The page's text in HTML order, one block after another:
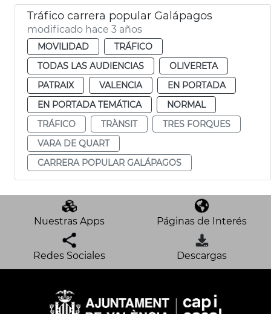
Tráfico carrera popular Galápagos
modificado hace 3 años
MOVILIDAD
TRÁFICO
TODAS LAS AUDIENCIAS
OLIVERETA
PATRAIX
VALENCIA
EN PORTADA
EN PORTADA TEMÁTICA
NORMAL
TRÁFICO
TRÀNSIT
TRES FORQUES
VARA DE QUART
CARRERA POPULAR GALÁPAGOS
Nuestras Apps Páginas de Interés
Redes Sociales Descargas